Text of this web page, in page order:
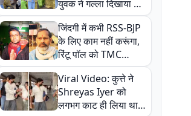
युवक ने गल्ला दिखाया तो
नौकरी वालों के खड़े हो गए
कान
जिंदगी में कभी RSS-BJP
के लिए काम नहीं करूंगा,
रिंटू पॉल को TMC
ऑफिस में ले जाकर पीटा,
Video वायरल
Viral Video: कुत्ते ने
Shreyas Iyer को
लगभग काट ही लिया था,